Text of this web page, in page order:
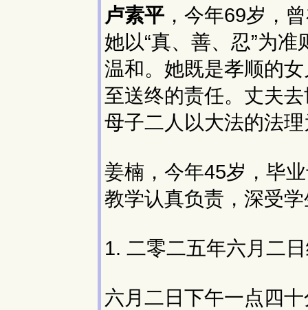
卢素平 ，今年69岁，
她以“真、善、忍”为
温和。她既是孝顺的
至送终的责任。丈夫
母子二人以大法的法
姜楠，今年45岁，毕
教学认真负责，深受
1. 二零二五年六月二
六月二日下午一点四